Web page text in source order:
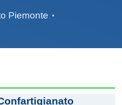
Piemonte